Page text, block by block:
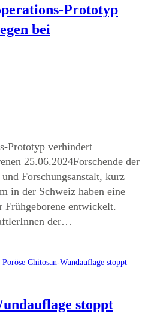
Prototyp
bei
Prototyp verhindert
25.06.2024Forschende der
Forschungsanstalt, kurz
in der Schweiz haben eine
Frühgeborene entwickelt.
der…
stoppt